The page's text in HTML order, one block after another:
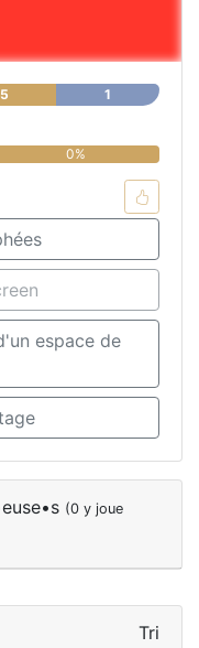
5
1
0%
espace de
(0 y joue
Tri